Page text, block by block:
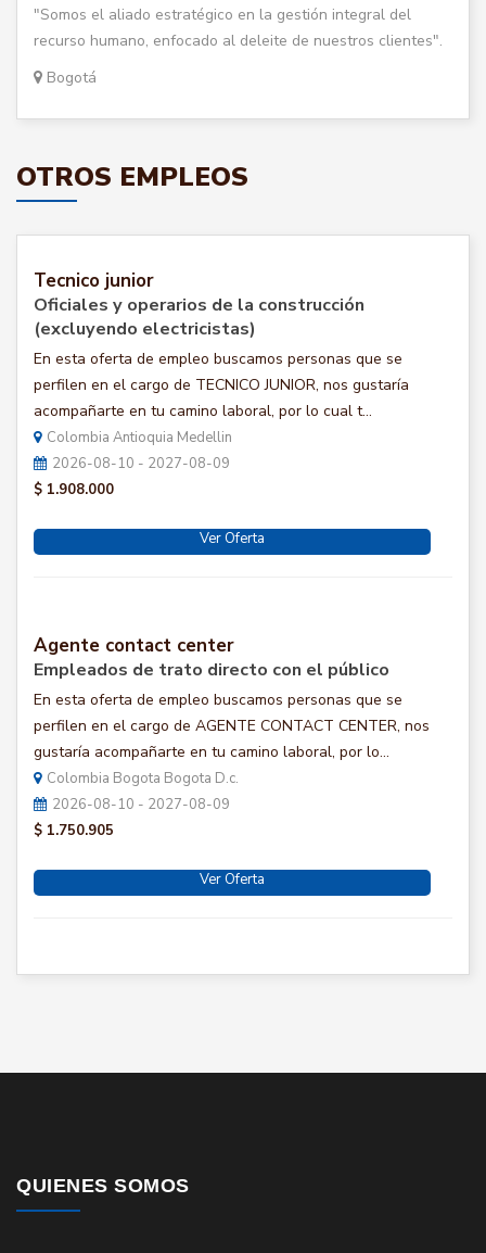
"Somos el aliado estratégico en la gestión integral del
recurso humano, enfocado al deleite de nuestros clientes".
Bogotá
OTROS EMPLEOS
Tecnico junior
Oficiales y operarios de la construcción
(excluyendo electricistas)
En esta oferta de empleo buscamos personas que se
perfilen en el cargo de TECNICO JUNIOR, nos gustaría
acompañarte en tu camino laboral, por lo cual t...
Colombia Antioquia Medellin
2026-08-10 - 2027-08-09
$ 1.908.000
Ver Oferta
Agente contact center
Empleados de trato directo con el público
En esta oferta de empleo buscamos personas que se
perfilen en el cargo de AGENTE CONTACT CENTER, nos
gustaría acompañarte en tu camino laboral, por lo...
Colombia Bogota Bogota D.c.
2026-08-10 - 2027-08-09
$ 1.750.905
Ver Oferta
QUIENES SOMOS